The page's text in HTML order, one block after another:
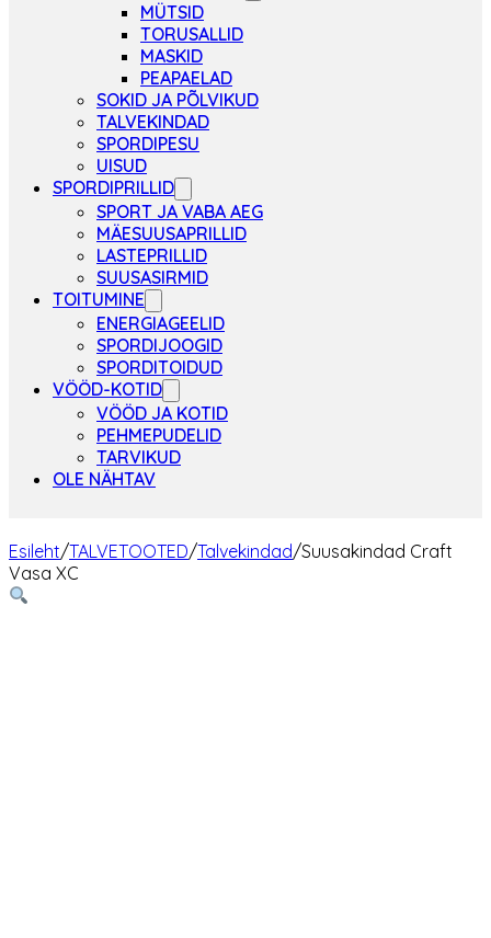
MÜTSID
TORUSALLID
MASKID
PEAPAELAD
SOKID JA PÕLVIKUD
TALVEKINDAD
SPORDIPESU
UISUD
SPORDIPRILLID
SPORT JA VABA AEG
MÄESUUSAPRILLID
LASTEPRILLID
SUUSASIRMID
TOITUMINE
ENERGIAGEELID
SPORDIJOOGID
SPORDITOIDUD
VÖÖD-KOTID
VÖÖD JA KOTID
PEHMEPUDELID
TARVIKUD
OLE NÄHTAV
Esileht/TALVETOOTED/Talvekindad/Suusakindad Craft
Vasa XC